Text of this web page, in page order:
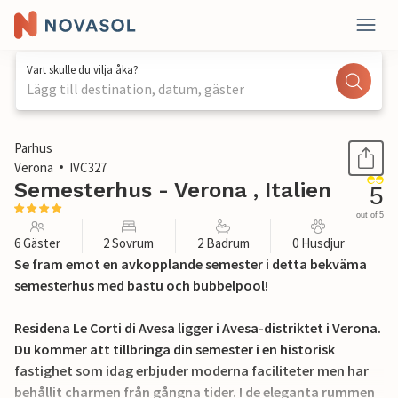
Vart skulle du vilja åka?
Lägg till destination, datum, gäster
1 / 26
Parhus
Verona
IVC327
Semesterhus - Verona , Italien 5
out of 5
6 Gäster 2 Sovrum 2 Badrum 0 Husdjur
Se fram emot en avkopplande semester i detta bekväma
semesterhus med bastu och bubbelpool!
Residena Le Corti di Avesa ligger i Avesa-distriktet i Verona.
Du kommer att tillbringa din semester i en historisk
fastighet som idag erbjuder moderna faciliteter men har
behållit charmen från gångna tider. I de eleganta rummen